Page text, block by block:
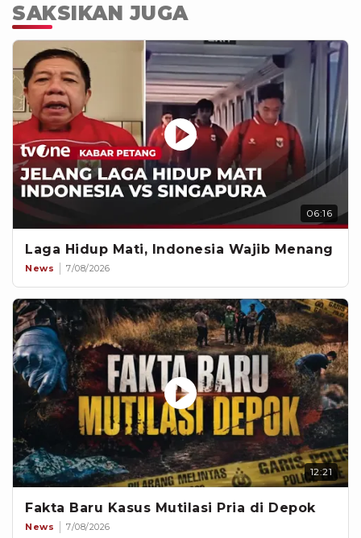
SAKSIKAN JUGA
06:16
Laga Hidup Mati, Indonesia Wajib Menang
News 7/08/2026
12:21
Fakta Baru Kasus Mutilasi Pria di Depok
News 7/08/2026